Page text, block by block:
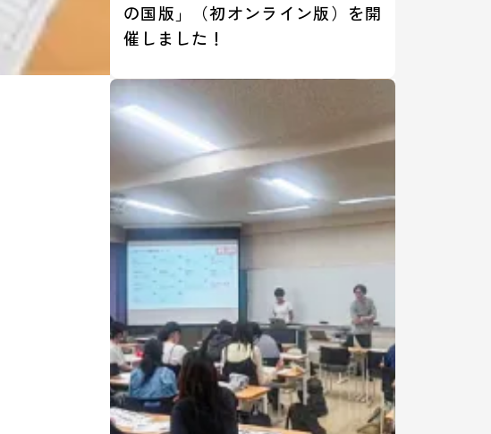
の国版」（初オンライン版）を開
催しました！